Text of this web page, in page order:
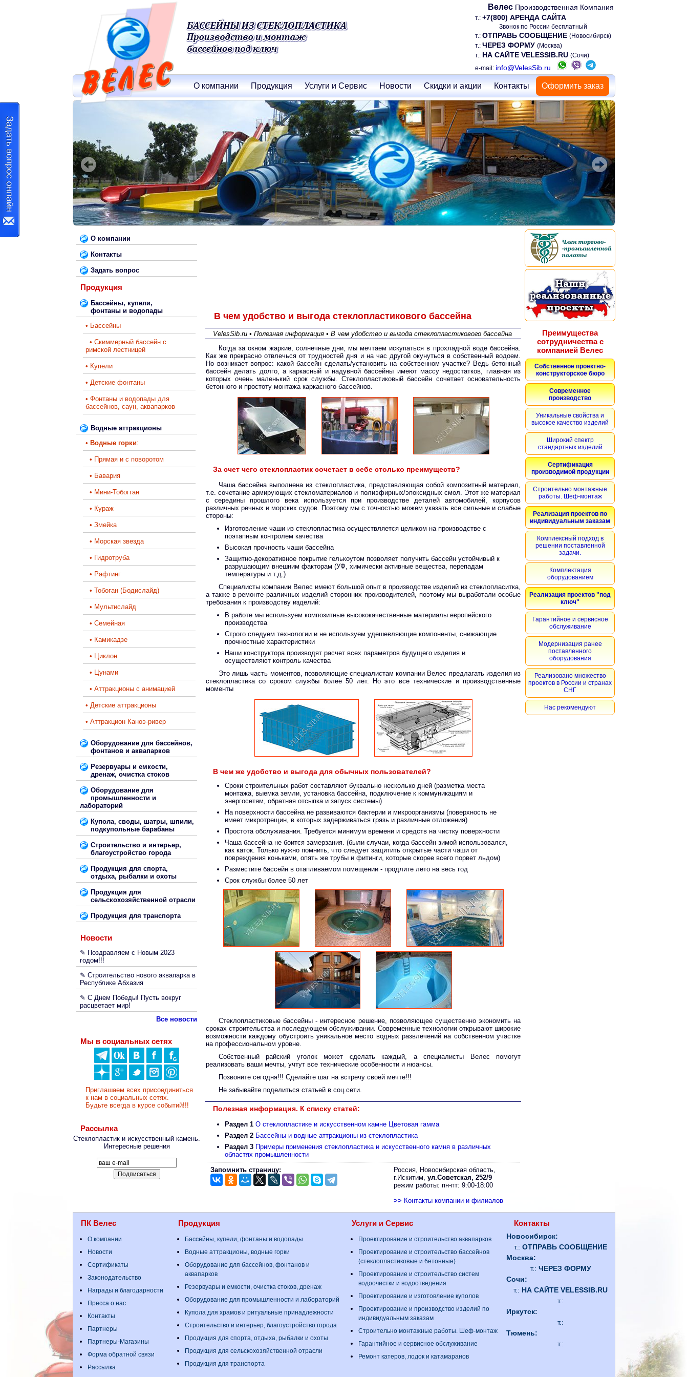
Велес Производственная Компания
т.: +7(800) АРЕНДА САЙТА
Звонок по России бесплатный
т.: ОТПРАВЬ СООБЩЕНИЕ (Новосибирск)
т.: ЧЕРЕЗ ФОРМУ (Москва)
т.: НА САЙТЕ VELESSIB.RU (Сочи)
e-mail: info@VelesSib.ru
О компании Продукция Услуги и Сервис Новости Скидки и акции Контакты Оформить заказ
О компании
Контакты
Задать вопрос
Продукция
Бассейны, купели,
фонтаны и водопады
• Бассейны
• Скиммерный бассейн с
римской лестницей
• Купели
• Детские фонтаны
• Фонтаны и водопады для
бассейнов, саун, аквапарков
Водные аттракционы
• Водные горки:
• Прямая и с поворотом
• Бавария
• Мини-Тобогган
• Кураж
• Змейка
• Морская звезда
• Гидротруба
• Рафтинг
• Тобоган (Бодислайд)
• Мультислайд
• Семейная
• Камикадзе
• Циклон
• Цунами
• Аттракционы с анимацией
• Детские аттракционы
• Аттракцион Каноэ-ривер
Оборудование для бассейнов,
фонтанов и аквапарков
Резервуары и емкости,
дренаж, очистка стоков
Оборудование для
промышленности и
лабораторий
Купола, своды, шатры, шпили,
подкупольные барабаны
Строительство и интерьер,
благоустройство города
Продукция для спорта,
отдыха, рыбалки и охоты
Продукция для
сельскохозяйственной отрасли
Продукция для транспорта
Новости
✎ Поздравляем с Новым 2023
годом!!!
✎ Строительство нового аквапарка в
Республике Абхазия
✎ С Днем Победы! Пусть вокруг
расцветает мир!
Все новости
Мы в социальных сетях
Приглашаем всех присоединиться
к нам в социальных сетях.
Будьте всегда в курсе событий!!!
Рассылка
Стеклопластик и искусственный камень.
Интересные решения
В чем удобство и выгода стеклопластикового бассейна
VelesSib.ru • Полезная информация • В чем удобство и выгода стеклопластикового бассейна
Когда за окном жаркие, солнечные дни, мы мечтаем искупаться в прохладной воде бассейна.
Как же прекрасно отвлечься от трудностей дня и на час другой окунуться в собственный водоем.
Но возникает вопрос: какой бассейн сделать/установить на собственном участке? Ведь бетонный
бассейн делать долго, а каркасный и надувной бассейны имеют массу недостатков, главная из
которых очень маленький срок службы. Стеклопластиковый бассейн сочетает основательность
бетонного и простоту монтажа каркасного бассейнов.
За счет чего стеклопластик сочетает в себе столько преимуществ?
Чаша бассейна выполнена из стеклопластика, представляющая собой композитный материал,
т.е. сочетание армирующих стекломатериалов и полиэфирных/эпоксидных смол. Этот же материал
с середины прошлого века используется при производстве деталей автомобилей, корпусов
различных речных и морских судов. Поэтому мы с точностью можем указать все сильные и слабые
стороны:
Изготовление чаши из стеклопластика осуществляется целиком на производстве с
поэтапным контролем качества
Высокая прочность чаши бассейна
Защитно-декоративное покрытие гелькоутом позволяет получить бассейн устойчивый к
разрушающим внешним факторам (УФ, химически активные вещества, перепадам
температуры и т.д.)
Специалисты компании Велес имеют большой опыт в производстве изделий из стеклопласитка,
а также в ремонте различных изделий сторонних производителей, поэтому мы выработали особые
требования к производству изделий:
В работе мы используем композитные высококачественные материалы европейского
производства
Строго следуем технологии и не используем удешевляющие компоненты, снижающие
прочностные характеристики
Наши конструктора производят расчет всех параметров будущего изделия и
осуществляют контроль качества
Это лишь часть моментов, позволяющие специалистам компании Велес предлагать изделия из
стеклопластика со сроком службы более 50 лет. Но это все технические и производственные
моменты
В чем же удобство и выгода для обычных пользователей?
Сроки строительных работ составляют буквально несколько дней (разметка места
монтажа, выемка земли, установка бассейна, подключение к коммуникациям и
энергосетям, обратная отсыпка и запуск системы)
На поверхности бассейна не развиваются бактерии и микроорганизмы (поверхность не
имеет микротрещин, в которых задерживаться грязь и различные отложения)
Простота обслуживания. Требуется минимум времени и средств на чистку поверхности
Чаша бассейна не боится замерзания. (были случаи, когда бассейн зимой использовался,
как каток. Только нужно помнить, что следует защитить открытые части чаши от
повреждения коньками, опять же трубы и фитинги, которые скорее всего порвет льдом)
Разместите бассейн в отапливаемом помещении - продлите лето на весь год
Срок службы более 50 лет
Стеклопластиковые бассейны - интересное решение, позволяющее существенно экономить на
сроках строительства и последующем обслуживании. Современные технологии открывают широкие
возможности каждому обустроить уникальное место водных развлечений на собственном участке
на профессиональном уровне.
Собственный райский уголок может сделать каждый, а специалисты Велес помогут
реализовать ваши мечты, учтут все технические особенности и нюансы.
Позвоните сегодня!!! Сделайте шаг на встречу своей мечте!!!
Не забывайте поделиться статьей в соц.сети.
Полезная информация. К списку статей:
Раздел 1 О стеклопластике и искусственном камне Цветовая гамма
Раздел 2 Бассейны и водные аттракционы из стеклопластика
Раздел 3 Примеры применения стеклопластика и искусственного камня в различных
областях промышленности
Запомнить страницу:
Россия, Новосибирская область,
г.Искитим,ул.Советская, 252/9
режим работы: пн-пт: 9:00-18:00
>> Контакты компании и филиалов
Преимущества
сотрудничества с
компанией Велес
Собственное проектно-
конструкторское бюро
Современное
производство
Уникальные свойства и
высокое качество изделий
Широкий спектр
стандартных изделий
Сертификация
производимой продукции
Строительно монтажные
работы. Шеф-монтаж
Реализация проектов по
индивидуальным заказам
Комплексный подход в
решении поставленной
задачи.
Комплектация
оборудованием
Реализация проектов "под
ключ"
Гарантийное и сервисное
обслуживание
Модернизация ранее
поставленного
оборудования
Реализовано множество
проектов в России и странах
СНГ
Нас рекомендуют
ПК Велес
О компании
Новости
Сертификаты
Законодательство
Награды и благодарности
Пресса о нас
Контакты
Партнеры
Партнеры-Магазины
Форма обратной связи
Рассылка
Продукция
Бассейны, купели, фонтаны и водопады
Водные аттракционы, водные горки
Оборудование для бассейнов, фонтанов и
аквапарков
Резервуары и емкости, очистка стоков, дренаж
Оборудование для промышленности и лабораторий
Купола для храмов и ритуальные принадлежности
Строительство и интерьер, благоустройство города
Продукция для спорта, отдыха, рыбалки и охоты
Продукция для сельскохозяйственной отрасли
Продукция для транспорта
Услуги и Сервис
Проектирование и строительство аквапарков
Проектирование и строительство бассейнов
(стеклопластиковые и бетонные)
Проектирование и строительство систем
водоочистки и водоотведения
Проектирование и изготовление куполов
Проектирование и производство изделий по
индивидуальным заказам
Строительно монтажные работы. Шеф-монтаж
Гарантийное и сервисное обслуживание
Ремонт катеров, лодок и катамаранов
Контакты
Новосибирск:
т.:ОТПРАВЬ СООБЩЕНИЕ
Москва:
т.: ЧЕРЕЗ ФОРМУ
Сочи:
т.: НА САЙТЕ VELESSIB.RU
т.:
Иркутск:
т.:
Тюмень:
т.: